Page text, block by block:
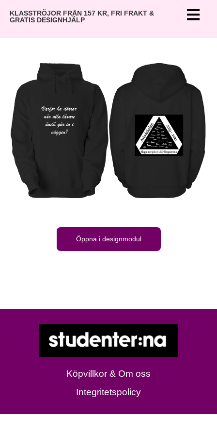
KLASSTRÖJOR FRÅN 157 KR, FRI FRAKT &
GRATIS DESIGNHJÄLP
Öppna i designmodul
Köpvillkor & Om oss
Integritetspolicy